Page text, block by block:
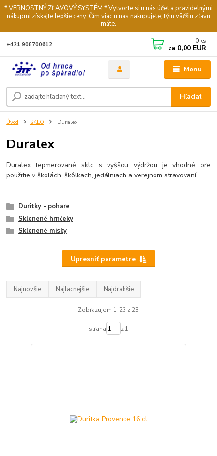
* VERNOSTNÝ ZĽAVOVÝ SYSTÉM * Vytvorte si u nás účet a pravidelnými
nákupmi získajte lepšie ceny. Čím viac u nás nakupujete, tým väčšiu zľavu
máte.
Menu
Hľadať
+421 908700612 0 ks
za 0,00 EUR
Úvod SKLO Duralex
Duralex
Duralex tepmerované sklo s vyššou výdržou je vhodné pre
použitie v školách, škôlkach, jedálniach a verejnom stravovaní.
Duritky - poháre
Sklenené hrnčeky
Sklenené misky
Upresniť parametre
Najnovšie Najlacnejšie Najdrahšie
Zobrazujem 1-23 z 23
strana z 1